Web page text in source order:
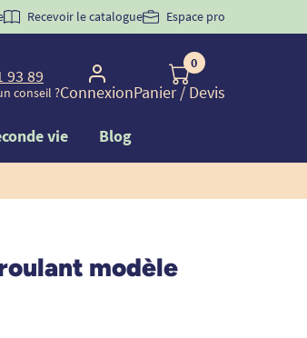
la 1ère commande d'incontinence
Recevoir le catalogue Espace pro
93 89
conseil ?Connexion
0
Panier/ Devis
vie Blog
modèle